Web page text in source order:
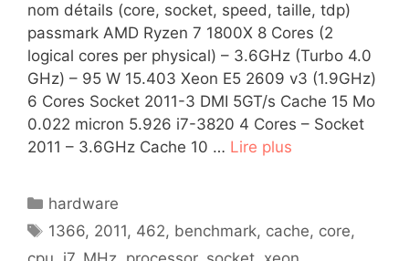
nom détails (core, socket, speed, taille, tdp)
passmark AMD Ryzen 7 1800X 8 Cores (2
logical cores per physical) – 3.6GHz (Turbo 4.0
GHz) – 95 W 15.403 Xeon E5 2609 v3 (1.9GHz)
6 Cores Socket 2011-3 DMI 5GT/s Cache 15 Mo
0.022 micron 5.926 i7-3820 4 Cores – Socket
2011 – 3.6GHz Cache 10 … Lire plus
Catégories
hardware
Étiquettes
1366, 2011, 462, benchmark, cache, core,